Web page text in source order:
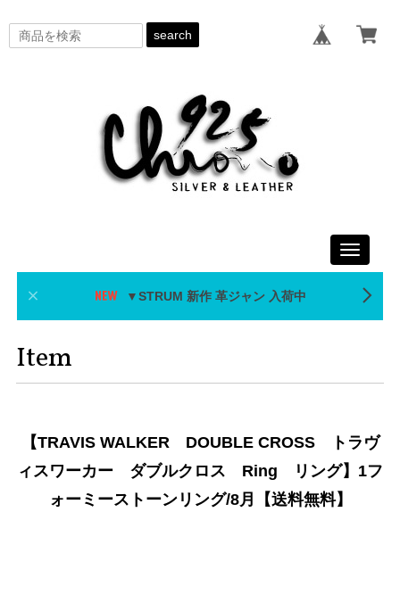
search
Toggle
▼STRUM 新作 革ジャン 入荷中
Item
【TRAVIS WALKER DOUBLE CROSS トラヴ
ィスワーカー ダブルクロス Ring リング】1フ
ォーミーストーンリング/8月【送料無料】